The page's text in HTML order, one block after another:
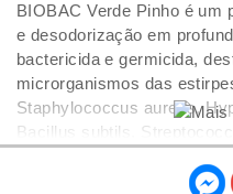
BIOBAC Verde Pinho é um
e desodorização em
bactericida e germicida,
microrganismos das
Staphylococcus aureus,
Bacillus subtils,
aeruginosa, Candida